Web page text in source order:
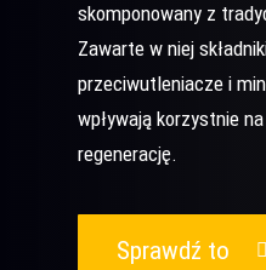
skomponowany z
Zawarte w niej
przeciwutleniacze i
wpływają korzystnie
regenerację.
Sprawdź to